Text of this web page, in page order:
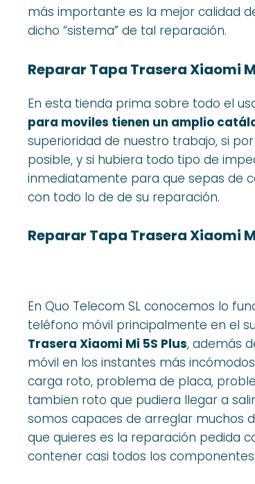
más importante es la mejor calidad
dicho “sistema” de tal reparación.
Reparar Tapa Trasera Xiaomi
En esta tienda prima sobre todo el
para moviles tienen un amplio
superioridad de nuestro trabajo, si
posible, y si hubiera todo tipo de
inmediatamente para que sepas de
con todo lo de de su reparación.
Reparar Tapa Trasera Xiaomi
En Quo Telecom SL conocemos lo
teléfono móvil principalmente en el
Trasera Xiaomi Mi 5S Plus, además
móvil en los instantes más
carga roto, problema de placa,
tambien roto que pudiera llegar a
somos capaces de arreglar muchos
que quieres es la reparación pedida
contener casi todos los